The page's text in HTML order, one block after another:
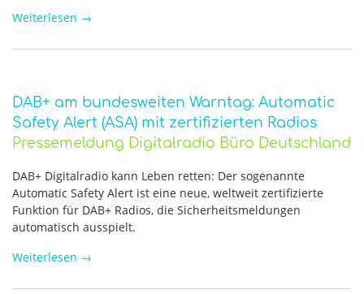
Weiterlesen →
DAB+ am bundesweiten Warntag: Automatic
Safety Alert (ASA) mit zertifizierten Radios
Pressemeldung Digitalradio Büro Deutschland
DAB+ Digitalradio kann Leben retten: Der sogenannte
Automatic Safety Alert ist eine neue, weltweit zertifizierte
Funktion für DAB+ Radios, die Sicherheitsmeldungen
automatisch ausspielt.
Weiterlesen →